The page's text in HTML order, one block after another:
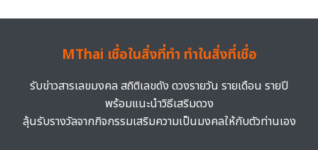
MThai เชื่อในสิ่งที่ทำ ทำในสิ่งที่เชื่อ
รับข่าวสารเลขมงคล สถิติเลขดัง ดวงรายวัน รายเดือน รายปี
พร้อมแนะนำวิธีเสริมดวง
ลุ้นรับรางวัลจากกิจกรรมเสริมความเป็นมงคลให้กับตัวท่านเอง